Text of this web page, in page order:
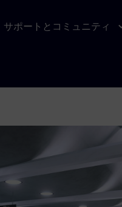
サポートとコミュニティ